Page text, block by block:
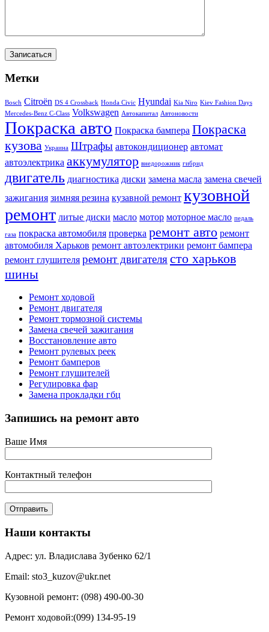
Метки
Bosch Citroën DS 4 Crossback Honda Civic Hyundai Kia Niro Kiev Fashion Days
Mercedes-Benz C-Class Volkswagen Автокапитал Автоновости
Покраска авто Покраска бампера Покраска
кузова Украина Штрафы автокондиционер автомат
автоэлектрика аккумулятор внедорожник гибрид
двигатель диагностика диски замена масла замена свечей
зажигания зимняя резина кузавной ремонт кузовной
ремонт литые диски масло мотор моторное масло педаль
газа покраска автомобиля проверка ремонт авто ремонт
автомобиля Харьков ремонт автоэлектрики ремонт бампера
ремонт глушителя ремонт двигателясто харьков
шины
Ремонт ходовой
Ремонт двигателя
Ремонт тормозной системы
Замена свечей зажигания
Восстановление авто
Ремонт рулевых реек
Ремонт бамперов
Ремонт глушителей
Регулировка фар
Замена прокладки гбц
Запишись на ремонт авто
Ваше Имя
Контактный телефон
Наши контакты
Адрес: ул. Владислава Зубенко 62/1
Email: sto3_kuzov@ukr.net
Кузовной ремонт: (098) 490-00-30
Ремонт ходовой:(099) 134-95-19